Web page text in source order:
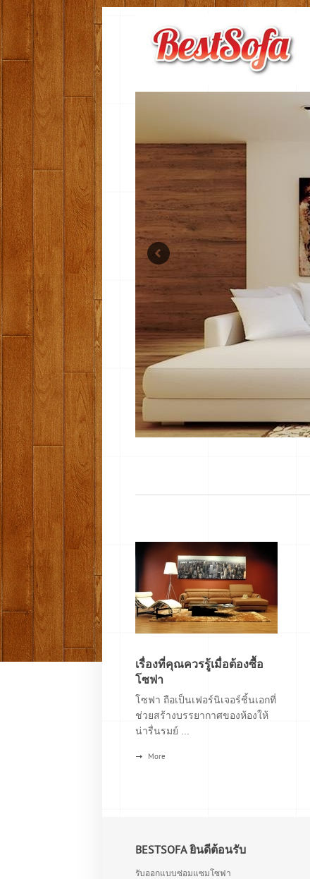
เรื่องที่คุณควรรู้เมื่อต้องซื้อ
โซฟา
โซฟา ถือเป็นเฟอร์นิเจอร์ชิ้นเอกที่
ช่วยสร้างบรรยากาศของห้องให้
น่ารื่นรมย์ ...
More
BESTSOFA ยินดีต้อนรับ
รับออกแบบซ่อมแซมโซฟา